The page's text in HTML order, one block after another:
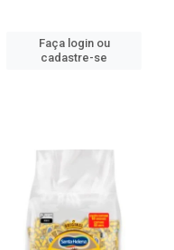
Faça login ou
cadastre-se